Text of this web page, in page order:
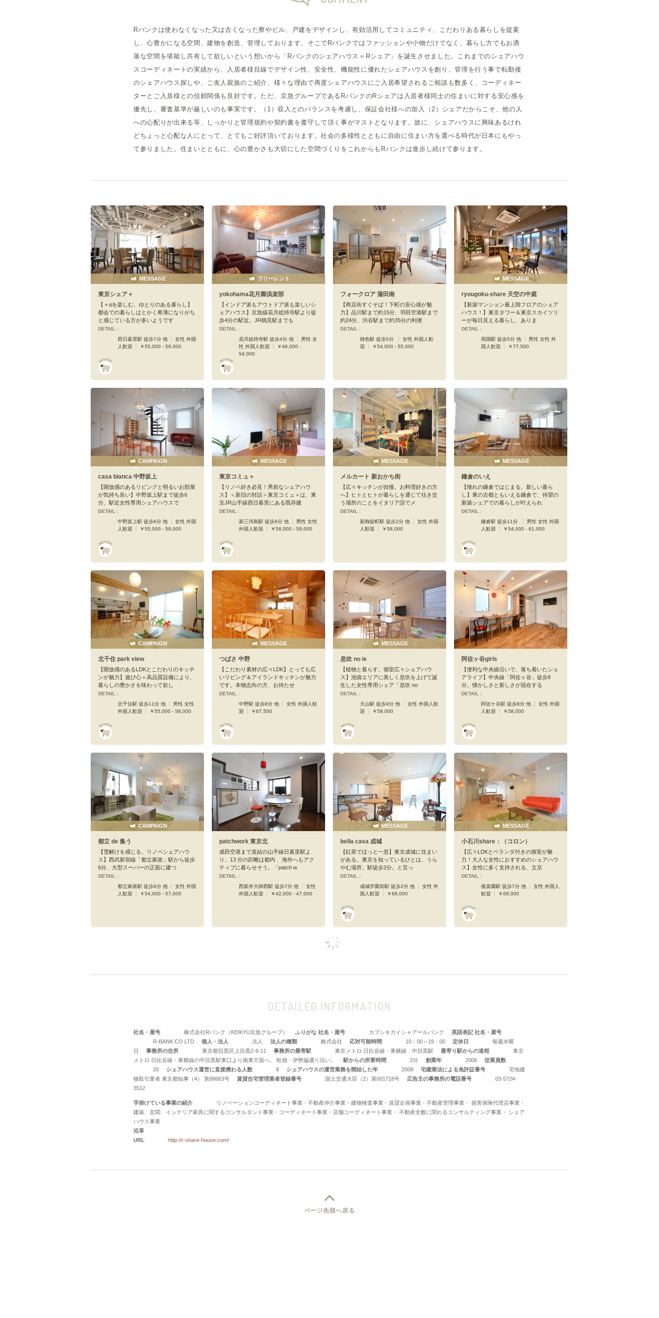
Rバンクは使わなくなった又は古くなった寮やビル、戸建をデザインし、有効活用してコミュニティ、こだわりある暮らしを提案
し、心豊かになる空間、建物を創造、管理しております。そこでRバンクではファッションや小物だけでなく、暮らし方でもお洒
落な空間を堪能し共有して欲しいという想いから「Rバンクのシェアハウス＝Rシェア」を誕生させました。これまでのシェアハウ
スコーディネートの実績から、入居者様目線でデザイン性、安全性、機能性に優れたシェアハウスを創り、管理を行う事で転勤後
のシェアハウス探しや、ご友人親族のご紹介、様々な理由で再度シェアハウスにご入居希望されるご相談も数多く、コーディネー
ターとご入居様との信頼関係も良好です。ただ、京急グループであるRバンクのRシェアは入居者様同士の住まいに対する安心感を
優先し、審査基準が厳しいのも事実です。（1）収入とのバランスを考慮し、保証会社様への加入（2）シェアだからこそ、他の人
への心配りが出来る等、しっかりと管理規約や契約書を遵守して頂く事がマストとなります。故に、シェアハウスに興味あるけれ
どちょっと心配な人にとって、とてもご好評頂いております。社会の多様性とともに自由に住まい方を選べる時代が日本にもやっ
て参りました。住まいとともに、心の豊かさも大切にした空間づくりをこれからもRバンクは進歩し続けて参ります。
MESSAGE
東京シェア＋
【＋αを楽しむ、ゆとりのある暮らし】
都会での暮らしはとかく希薄になりがち
と感じている方が多いようです
DETAIL :
西日暮里駅 徒歩7分 他
女性 外国
人歓迎
￥55,000 - 59,000
フリーレント
yokohama花月園倶楽部
【インドア派もアウトドア派も楽しいシ
ェアハウス】京急線花月総持寺駅より徒
歩4分の駅近。JR鶴見駅までも
DETAIL :
花月総持寺駅 徒歩4分 他
男性 女
性 外国人歓迎
￥46,000 -
54,000
フォークロア 蒲田南
【商店街すぐそば！下町の安心感が魅
力】品川駅まで約15分、羽田空港駅まで
約24分、渋谷駅まで約35分の利便
DETAIL :
雑色駅 徒歩5分
女性 外国人歓
迎
￥54,000 - 55,000
MESSAGE
ryougoku-share 天空の中庭
【新築マンション最上階フロアのシェア
ハウス！】東京タワー＆東京スカイツリ
ーが毎日見える暮らし、ありま
DETAIL :
両国駅 徒歩5分 他
男性 女性 外
国人歓迎
￥77,500
CAMPAIGN
casa bianca 中野坂上
【開放感のあるリビングと明るいお部屋
が気持ち良い】中野坂上駅まで徒歩6
分、駅近女性専用シェアハウスで
DETAIL :
中野坂上駅 徒歩6分 他
女性 外国
人歓迎
￥55,000 - 59,000
MESSAGE
東京コミュ＋
【リノベ好き必見！男前なシェアハウ
ス】＜新旧の対話＞東京コミュ＋は、東
京JR山手線西日暮里にある既存建
DETAIL :
新三河島駅 徒歩6分 他
男性 女性
外国人歓迎
￥58,000 - 59,000
MESSAGE
メルカート 新おかち街
【広々キッチンが自慢。お料理好きの方
へ】ヒトとヒトが暮らしを通じて往き交
う場所のことをイタリア語でメ
DETAIL :
新御徒町駅 徒歩2分 他
女性 外国
人歓迎
￥58,000
MESSAGE
鎌倉のいえ
【憧れの鎌倉ではじまる、新しい暮ら
し】東の古都ともいえる鎌倉で、待望の
新築シェアでの暮らしが叶えられ
DETAIL :
鎌倉駅 徒歩11分
男性 女性 外国
人歓迎
￥54,000 - 61,000
CAMPAIGN
北千住 park view
【開放感のあるLDKとこだわりのキッチ
ンが魅力】遊び心＋高品質設備により、
暮らしの豊かさを味わって欲し
DETAIL :
北千住駅 徒歩11分 他
男性 女性
外国人歓迎
￥55,000 - 58,000
MESSAGE
つばさ 中野
【こだわり素材の広々LDK】とっても広
いリビング＆アイランドキッチンが魅力
です。本物志向の方、お待たせ
DETAIL :
中野駅 徒歩8分 他
女性 外国人歓
迎
￥67,500
MESSAGE
息吹 no ie
【植物と暮らす。個室広々シェアハウ
ス】池袋エリアに美しく息吹を上げて誕
生した女性専用シェア「息吹 no
DETAIL :
大山駅 徒歩9分 他
女性 外国人歓
迎
￥59,000
阿佐ヶ谷girls
【便利な中央線沿いで、落ち着いたシェ
アライフ】中央線「阿佐ヶ谷」徒歩8
分。懐かしさと新しさが混在する
DETAIL :
阿佐ケ谷駅 徒歩8分 他
女性 外国
人歓迎
￥58,000
CAMPAIGN
都立 de 集う
【雪解けを感じる。リノベシェアハウ
ス】西武新宿線「都立家政」駅から徒歩
6分、大型スーパーの正面に建つ
DETAIL :
都立家政駅 徒歩6分 他
女性 外国
人歓迎
￥54,000 - 57,000
patchwork 東京北
成田空港まで直結の山手線日暮里駅よ
り、13 分の距離は都内 、海外へもアク
ティブに暮らせそう。「patch w
DETAIL :
西新井大師西駅 徒歩7分 他
女性
外国人歓迎
￥42,000 - 47,000
MESSAGE
bella casa 成城
【紅茶でほっと一息】東京成城に住まい
がある。東京を知っているひとは、うら
やむ場所。駅徒歩2分。と言っ
DETAIL :
成城学園前駅 徒歩2分 他
女性 外
国人歓迎
￥66,000
MESSAGE
小石川share：（コロン）
【広々LDKとベランダ付きの個室が魅
力！大人な女性におすすめのシェアハウ
ス】女性に多く支持される、文京
DETAIL :
後楽園駅 徒歩7分 他
女性 外国人
歓迎
￥68,000
DETAILED INFORMATION
社名・屋号 株式会社Rバンク（KEIKYU京急グループ） ふりがな 社名・屋号 カブシキガイシャアールバンク
英語表記 社名・屋号
R-BANK CO LTD
個人・法人 法人 法人の種類 株式会社 応対可能時間 10：00～19：00 定休日
毎週水曜
日
事務所の住所 東京都目黒区上目黒2-6-11 事務所の最寄駅 東京メトロ 日比谷線・東横線 中目黒駅 最寄り駅からの道程
東京
メトロ 日比谷線・東横線の中目黒駅東口より南東方面へ。 蛇崩・伊勢脇通り沿い。
駅からの所要時間 2分 創業年 2006
従業員数
20
シェアハウス運営に直接携わる人数 8 シェアハウスの運営業務を開始した年 2008 宅建業法による免許証番号
宅地建
物取引業者 東京都知事（4） 第88663号
賃貸住宅管理業者登録番号 国土交通大臣（2）第001718号 広告主の事務所の電話番号
03-5724-
3512
手掛けている事業の紹介
リノベーションコーディネート事業・不動産仲介事業・建物検査事業・賃貸企画事業・不動産管理事業・ 損害保険代理店事業・
建築、玄関、インテリア家具に関するコンサルタント事業・コーディネート事業・店舗コーディネート事業・ 不動産全般に関わるコンサルティング事業・ シェア
ハウス事業
沿革
URL
http://r-share-house.com/
ページ先頭へ戻る